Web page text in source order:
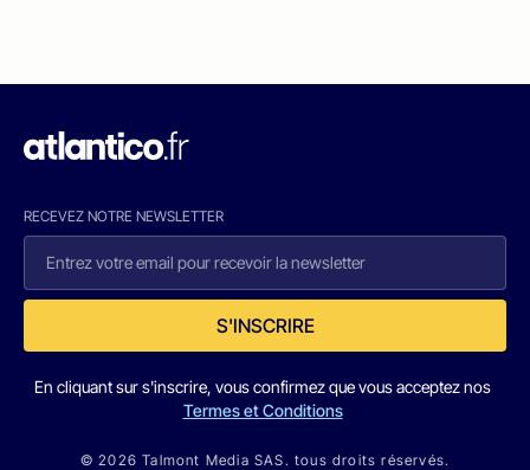
RECEVEZ NOTRE NEWSLETTER
S'INSCRIRE
En cliquant sur s'inscrire, vous confirmez que vous acceptez nos
Termes et Conditions
© 2026 Talmont Media SAS. tous droits réservés.